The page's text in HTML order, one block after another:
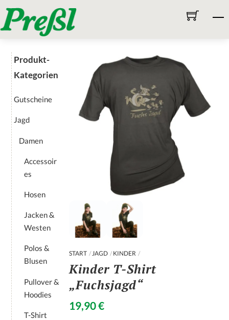
to
content
START JAGD KINDER
Kinder T-Shirt
„Fuchsjagd“
19,90€
Produkt-
Kategorien
Gutscheine
Jagd
Damen
Accessoir
es
Hosen
Jacken &
Westen
Polos &
Blusen
Pullover &
Hoodies
T-Shirt